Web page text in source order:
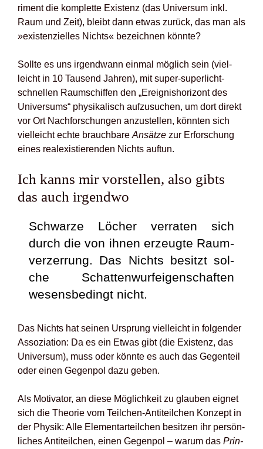
ri­ment die kom­plet­te Exis­tenz (das Uni­ver­sum inkl.
Raum und Zeit), bleibt dann etwas zurück, das man als
»exis­ten­zi­el­les Nichts« bezeich­nen könn­te?
Soll­te es uns irgend­wann ein­mal mög­lich sein (viel­
leicht in 10 Tau­send Jah­ren), mit super-super­licht­
schnel­len Raum­schif­fen den „Ereig­nis­ho­ri­zont des
Uni­ver­sums“ phy­si­ka­lisch auf­zu­su­chen, um dort direkt
vor Ort Nach­for­schun­gen anzu­stel­len, könn­ten sich
viel­leicht ech­te brauch­ba­reAnsät­ze zur Erfor­schung
eines real­exis­tie­ren­den Nichts auf­tun.
Ich kanns mir vor­stel­len, also gibts
das auch irgend­wo
Schwar­ze Löcher ver­ra­ten sich
durch die von ihnen erzeug­te Raum­
ver­zer­rung. Das Nichts besitzt sol­
che Schat­ten­wurf­ei­gen­schaf­ten
wesens­be­dingt nicht.
Das Nichts hat sei­nen Ursprung viel­leicht in fol­gen­der
Asso­zia­ti­on: Da es ein Etwas gibt (die Exis­tenz, das
Uni­ver­sum), muss oder könn­te es auch das Gegen­teil
oder einen Gegen­pol dazu geben.
Als Moti­va­tor, an die­se Mög­lich­keit zu glau­ben eig­net
sich die Theo­rie vom Teil­chen-Anti­teil­chen Kon­zept in
der Phy­sik: Alle Ele­men­tar­teil­chen besit­zen ihr per­sön­
li­ches Anti­teil­chen, einen Gegen­pol – war­um das Prin­